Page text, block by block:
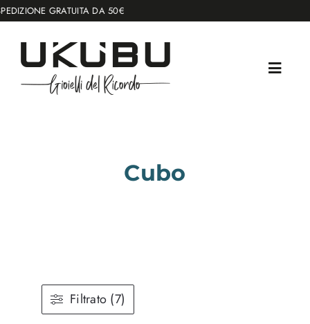
Salta
al
contenuto
GRATUITA DA 50€
Cubo
Filtrato (7)